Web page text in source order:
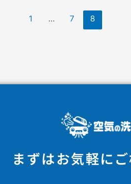
1 … 7 8
まずはお気軽に